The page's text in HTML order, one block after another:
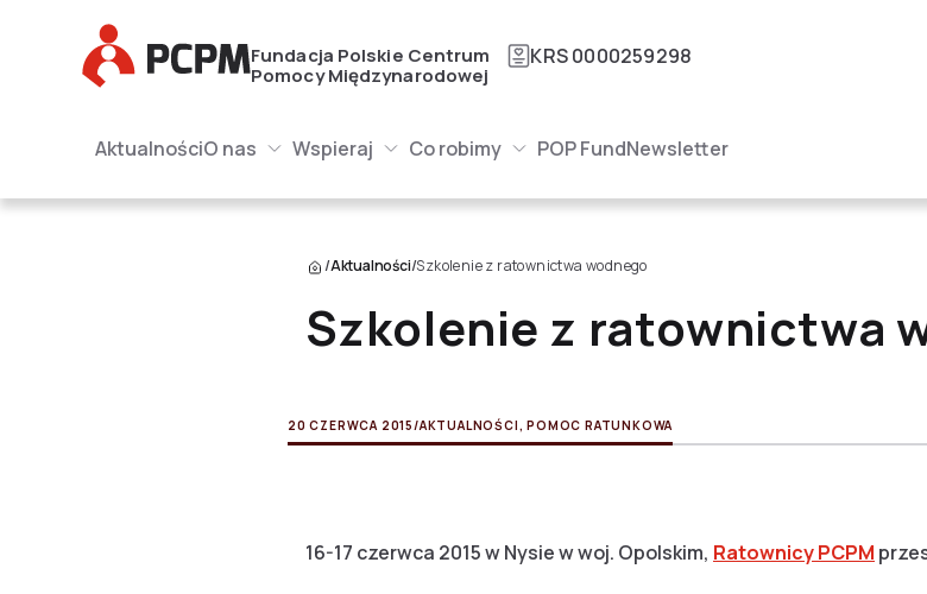
Główne Logo
Fundacja Polskie Centrum
Pomocy Międzynarodowej
KRS0000259298
Główne Logo
AktualnościO nasO nas Submenu WspierajWspieraj Submenu Co robimySubmenu POP FundNewsletter
/Aktualności/Szkolenie z ratownictwa wodnego
Szkolenie z ratownictwa
20 CZERWCA 2015 /AKTUALNOŚCI ,POMOC RATUNKOWA
16-17 czerwca 2015 w Nysie w woj. Opolskim, Ratownicy PCPM